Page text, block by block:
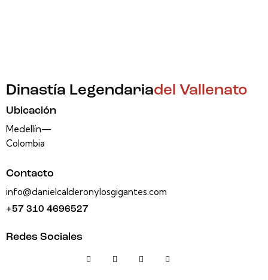
Dinastía Legendariadel Vallenato
Ubicación
Medellín—
Colombia
Contacto
info@danielcalderonylosgigantes.com
+57 310 4696527
Redes Sociales